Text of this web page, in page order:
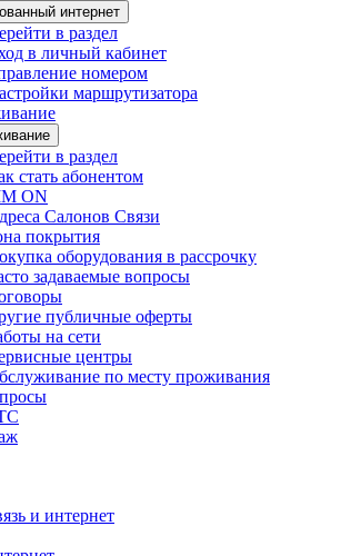
интернет
в раздел
в личный кабинет
номером
маршрутизатора
в раздел
стать абонентом
ON
Салонов Связи
покрытия
оборудования в рассрочку
задаваемые вопросы
публичные оферты
на сети
центры
по месту проживания
и интернет